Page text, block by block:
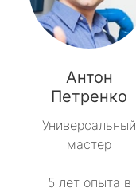
Антон
Петренко
Универсальный
мастер
5 лет опыта в